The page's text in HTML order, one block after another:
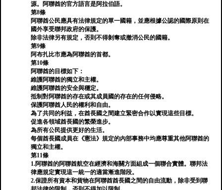
源。阿聯酋的官方語言是阿拉伯語。
第8條
阿聯酋公民應具有法律規定的單一國籍，並應根據公認的國際原則在
國外享受聯邦政府的保護。
除非法律另有規定，否則不得剝奪或撤消公民的國籍。
第9條
阿布扎比市應為阿聯酋的首都。
第10條
阿聯酋的目標如下：
維護阿聯酋的獨立和主權。
維護阿聯酋的安全與穩定。
抵制對阿聯酋的存在或其成員國的存在的任何侵略。
保護阿聯酋人民的權利和自由。
為了共同的利益，在酋長國之間建立緊密合作以實現這些目標。
促進各領域酋長國的繁榮進步。
為所有公民提供更好的生活。
每個酋長國成員在《憲法》規定的內部事務中均應尊重其他阿聯酋的
獨立和主權。
第11條
1.阿聯酋的阿聯酋航空在經濟和海關方面組成一個聯合實體。聯邦法
律應規定實現這一統一的適當漸進階段。
2.保證所有資本和貨物在阿聯酋酋長國之間的自由流動，除非受到聯